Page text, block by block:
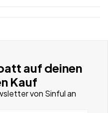
auf deinen
Kauf
von Sinful an